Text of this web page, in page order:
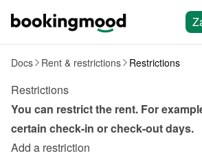
Docs Rent & restrictions Restrictions
Restrictions
You can restrict the rent. For
certain check-in or check-out days.
Add a restriction